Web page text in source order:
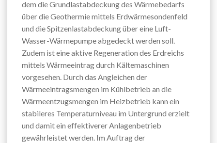
dem die Grundlastabdeckung des Wärmebedarfs
über die Geothermie mittels Erdwärmesondenfeld
und die Spitzenlastabdeckung über eine Luft-
Wasser-Wärmepumpe abgedeckt werden soll.
Zudem ist eine aktive Regeneration des Erdreichs
mittels Wärmeeintrag durch Kältemaschinen
vorgesehen. Durch das Angleichen der
Wärmeeintragsmengen im Kühlbetrieb an die
Wärmeentzugsmengen im Heizbetrieb kann ein
stabileres Temperaturniveau im Untergrund erzielt
und damit ein effektiverer Anlagenbetrieb
gewährleistet werden. Im Auftrag der